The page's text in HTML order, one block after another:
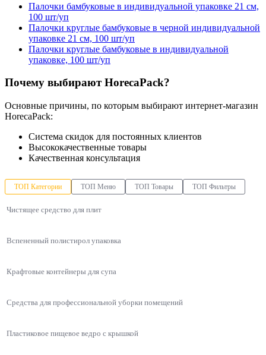
Палочки бамбуковые в индивидуальной упаковке 21 см,
100 шт/уп
Палочки круглые бамбуковые в черной индивидуальной
упаковке 21 см, 100 шт/уп
Палочки круглые бамбуковые в индивидуальной
упаковке, 100 шт/уп
Почему выбирают HorecaPack?
Основные причины, по которым выбирают интернет-магазин
HorecaPack:
Система скидок для постоянных клиентов
Высококачественные товары
Качественная консультация
ТОП Категории ТОП Меню ТОП Товары ТОП Фильтры
Чистящее средство для плит
Вспененный полистирол упаковка
Крафтовые контейнеры для супа
Средства для профессиональной уборки помещений
Пластиковое пищевое ведро с крышкой